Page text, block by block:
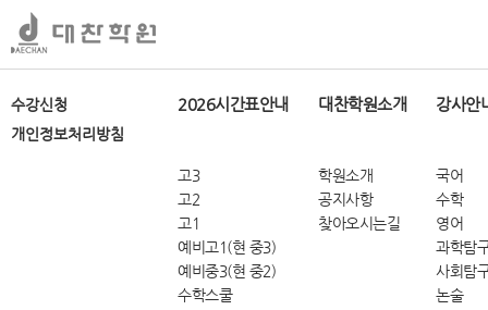
수강신청
개인정보처리방침
2026시간표안내
고3
고2
고1
예비고1(현 중3)
예비중3(현 중2)
수학스쿨
대찬학원소개
학원소개
공지사항
찾아오시는길
강사안
국어
수학
영어
과학탐
사회탐
논술